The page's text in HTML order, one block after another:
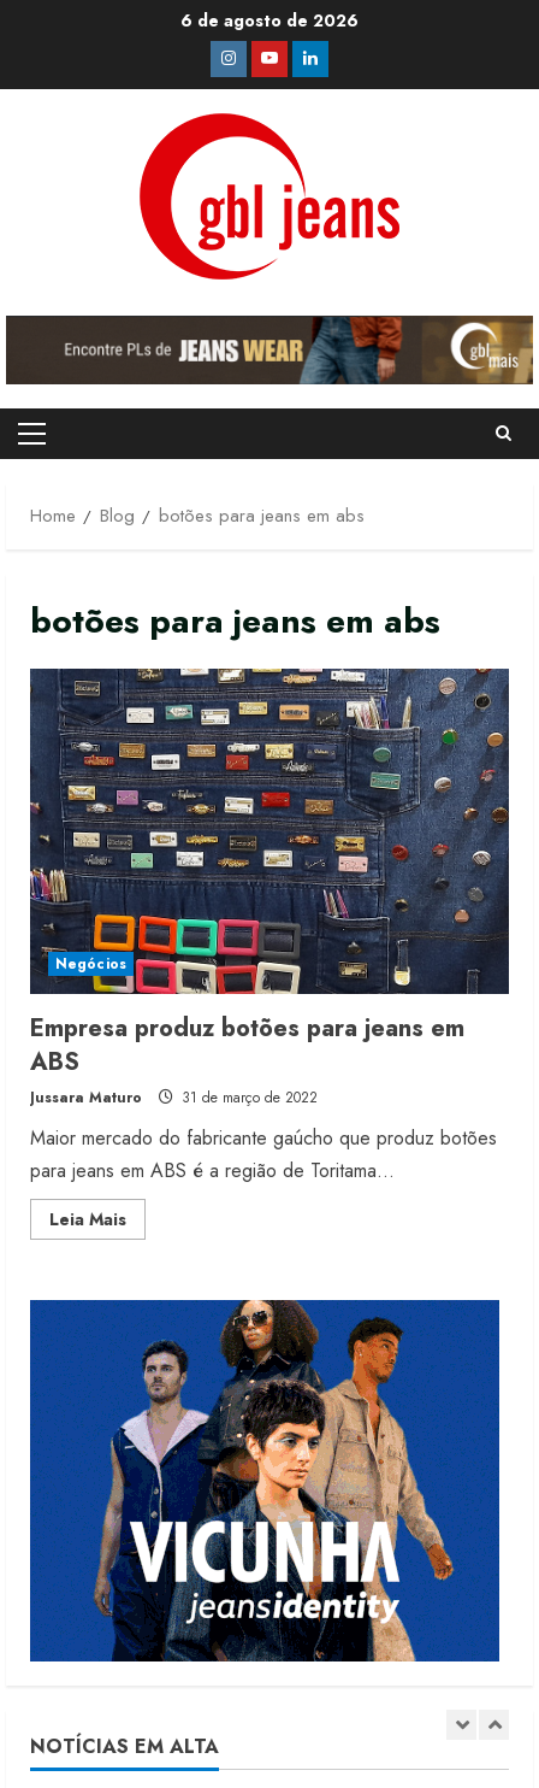
6 de agosto de 2026
Instagram
YoutubeLinkedin
Primary
Home
Blog botões para jeans em abs
botões para jeans em abs
Negócios
Empresa produz botões para jeans em
ABS
Jussara Maturo 31 de março de 2022
Maior mercado do fabricante gaúcho que produz botões
para jeans em ABS é a região de Toritama...
Leia MaisRead
more
botões
jeans
em
ABS
NOTÍCIAS EM ALTA
Fakini prevê R$345 milhões de
4 de agosto de 2026
4
Morena Rosa lança franquia com
estoque consignado
4 de agosto de 2026
5
Mercosul-UE prevê transição longa
para vestuário
3 de agosto de 2026
1
5 de agosto de 2026